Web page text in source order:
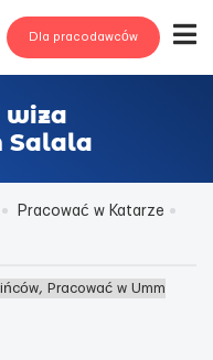
Dla pracodawców
wiza
Salala
Pracować w Katarze
Pracować w Umm